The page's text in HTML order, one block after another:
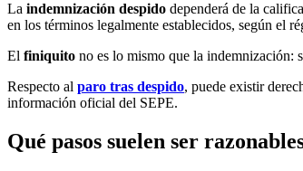
La indemnización despido dependerá de la
en los términos legalmente establecidos, según el
El finiquito no es lo mismo que la indemnización:
Respecto al paro tras despido, puede existir
información oficial del SEPE.
Qué pasos suelen ser